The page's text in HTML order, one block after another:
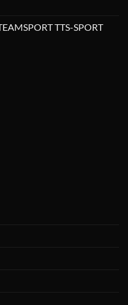
TTS-SPORT